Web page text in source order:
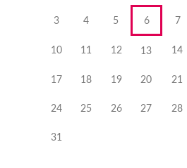
3 4 5 6 7
10 11 12 13 14
17 18 19 20 21
24 25 26 27 28
31